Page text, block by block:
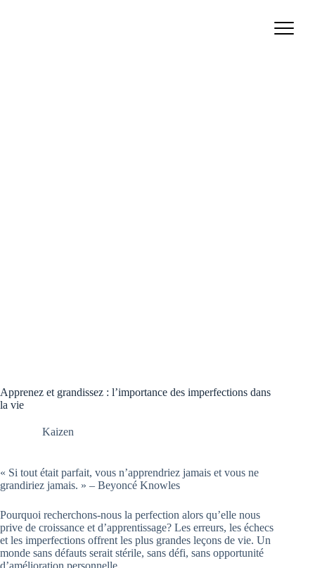
Apprenez et grandissez : l’importance des imperfections dans
la vie
Kaizen
« Si tout était parfait, vous n’apprendriez jamais et vous ne
grandiriez jamais. » – Beyoncé Knowles
Pourquoi recherchons-nous la perfection alors qu’elle nous
prive de croissance et d’apprentissage? Les erreurs, les échecs
et les imperfections offrent les plus grandes leçons de vie. Un
monde sans défauts serait stérile, sans défi, sans opportunité